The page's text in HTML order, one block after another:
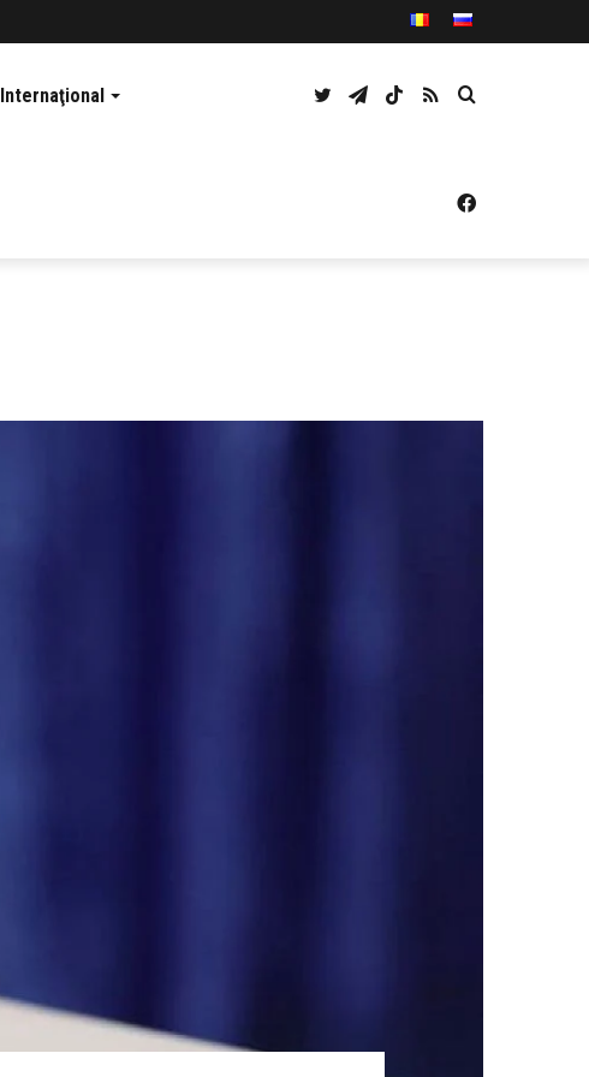
Internaţional Caută
RSS
TikTok
Telegram
Twitter
Facebook